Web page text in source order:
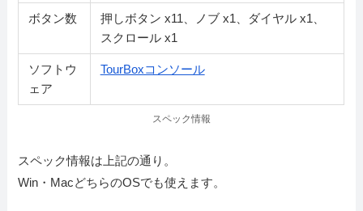
ボタン数
押しボタン x11、ノブ x1、ダイヤル x1、
スクロール x1
ソフトウ
ェア
TourBoxコンソール
スペック情報
スペック情報は上記の通り。
Win・MacどちらのOSでも使えます。